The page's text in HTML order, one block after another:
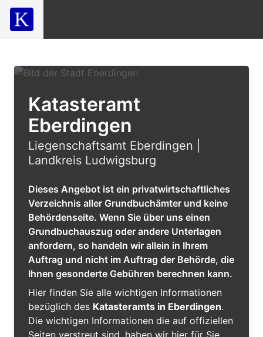
Katasteramt
Eberdingen
Liegenschaftsamt Eberdingen |
Landkreis Ludwigsburg
Dieses Angebot ist ein privatwirtschaftliches
Verzeichnis aller Grundbuchämter und keine
Behördenseite. Wenn Sie über uns einen
Grundbuchauszug oder andere Unterlagen
anfordern, so handeln wir allein in Ihrem
Auftrag und nicht im Auftrag der Behörde, die
Ihnen gesonderte Gebühren berechnen kann.
Hier finden Sie alle wichtigen Informationen
bezüglich des Katasteramts in Eberdingen.
Die wichtigen Informationen die auf offiziellen
Seiten verstreut sind, haben wir hier für Sie